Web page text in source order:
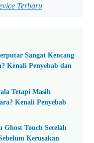
Terbaru
Sangat Kencang
Kenali Penyebab dan
Tetapi Masih
Kenali Penyebab
Ghost Touch Setelah
Kerusakan